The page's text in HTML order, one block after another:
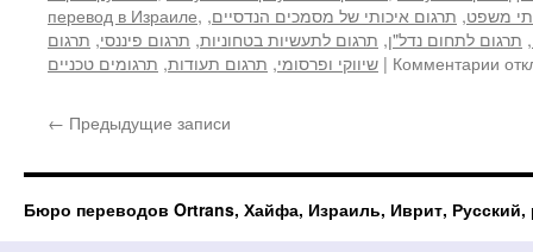
перевод в Израиле, משפט, תרגום איכותי של מסמכים הנדסיים,
, תרגום לתחום נדל"ן, תרגום לתעשיות בטחוניות, תרגום פיננסי, תרגום
שיווקי ופרסומי, תרגום תעודות, תרגומים טכניים | Комментарии к
в
← Предыдущие записи
Бюро переводов Ortrans, Хайфа, Израиль, Иврит, Русский,